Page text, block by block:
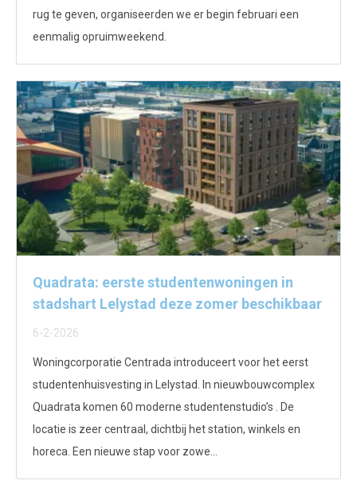
rug te geven, organiseerden we er begin februari een
eenmalig opruimweekend.
Quadrata: eerste studentenwoningen in
stadshart Lelystad deze zomer beschikbaar
6-2-2026
Woningcorporatie Centrada introduceert voor het eerst
studentenhuisvesting in Lelystad. In nieuwbouwcomplex
Quadrata komen 60 moderne studentenstudio’s . De
locatie is zeer centraal, dichtbij het station, winkels en
horeca. Een nieuwe stap voor zowe...